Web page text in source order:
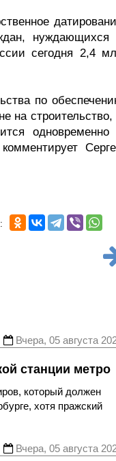
нуждающихся
сегодня 2,4
по
на строительство,
одновременно
Вчера, 05 августа
станции метро
который должен
хотя пражский
Вчера, 05 августа